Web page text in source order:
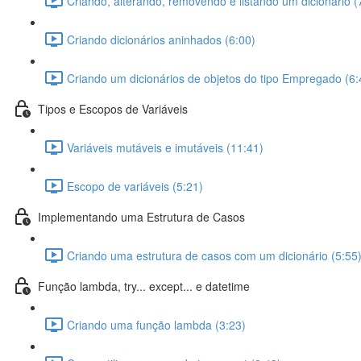
Criando dicionários aninhados (6:00)
Criando um dicionários de objetos do tipo Empregado
Tipos e Escopos de Variáveis
Variáveis mutáveis e imutáveis (11:41)
Escopo de variáveis (5:21)
Implementando uma Estrutura de Casos
Criando uma estrutura de casos com um dicionário (5:55)
Função lambda, try... except... e datetime
Criando uma função lambda (3:23)